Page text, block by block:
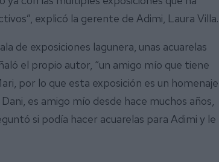
explicó la gerente de Adimi, Laura Villa.
de exposiciones lagunera, unas acuarelas
el propio autor, “un amigo mío que tiene
por lo que esta exposición es un homenaje
es amigo mío desde hace muchos años,
si podía hacer acuarelas para Adimi y le